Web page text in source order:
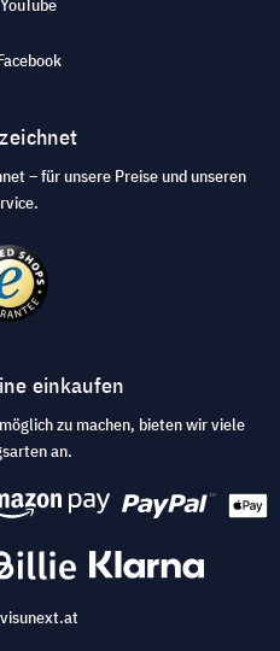
YouTube
– für unsere Preise und unseren
einkaufen
zu machen, bieten wir viele
an.